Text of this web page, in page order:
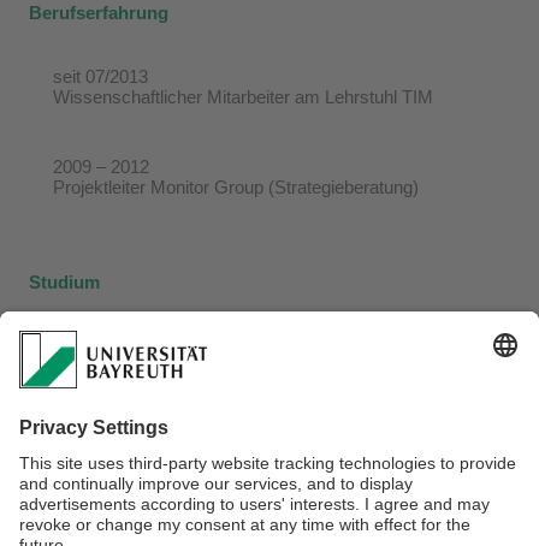
Berufserfahrung
seit 07/2013
Wissenschaftlicher Mitarbeiter am Lehrstuhl TIM
2009 – 2012
Projektleiter Monitor Group (Strategieberatung)
Studium
2003 – 2009
Betriebswirtschaftslehre an der Philipps-Universität
Marburg